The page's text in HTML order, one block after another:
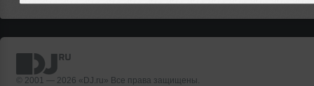
© 2001 — 2026 «DJ.ru» Все права защищены.